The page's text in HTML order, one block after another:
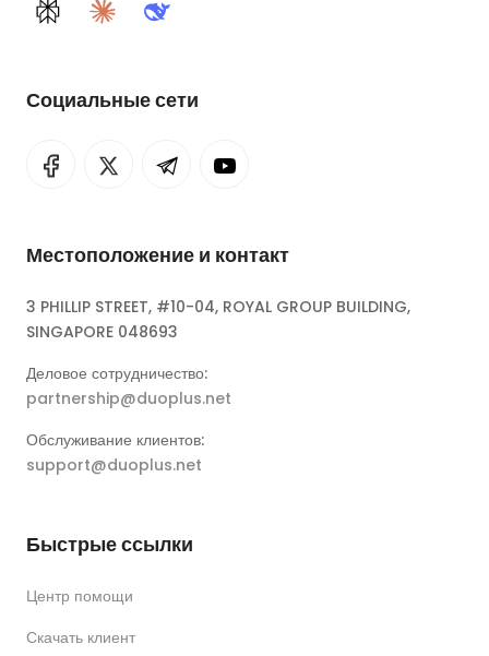
PerplexityClaudeDeepSeek
Социальные сети
Местоположение и контакт
3 PHILLIP STREET, #10-04, ROYAL GROUP BUILDING,
SINGAPORE 048693
Деловое сотрудничество:
partnership@duoplus.net
Обслуживание клиентов:
support@duoplus.net
Быстрые ссылки
Центр помощи
Скачать клиент